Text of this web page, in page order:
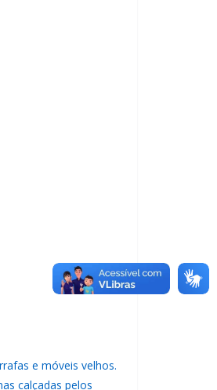
e móveis velhos.
calçadas pelos